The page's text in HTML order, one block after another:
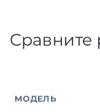
МОДЕЛЬ